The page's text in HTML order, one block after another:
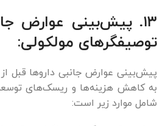
۱۳. پیش‌بینی عوارض
توصیفگرهای مولکولی:
پیش‌بینی عوارض جانبی داروها قبل
به کاهش هزینه‌ها و ریسک‌های
شامل موارد زیر است: